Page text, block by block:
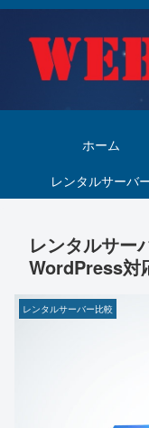
ホーム
レンタルサーバ
レンタルサ
WordPress対
レンタルサーバー比較